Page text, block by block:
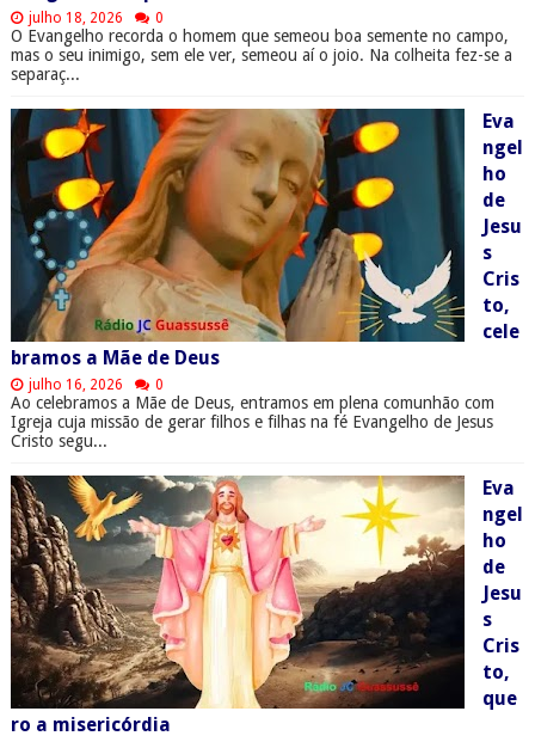
julho 18, 2026 0
O Evangelho recorda o homem que semeou boa semente no campo,
mas o seu inimigo, sem ele ver, semeou aí o joio. Na colheita fez-se a
separaç...
Eva
ngel
ho
de
Jesu
s
Cris
to,
cele
bramos a Mãe de Deus
julho 16, 2026 0
Ao celebramos a Mãe de Deus, entramos em plena comunhão com
Igreja cuja missão de gerar filhos e filhas na fé Evangelho de Jesus
Cristo segu...
Eva
ngel
ho
de
Jesu
s
Cris
to,
que
ro a misericórdia